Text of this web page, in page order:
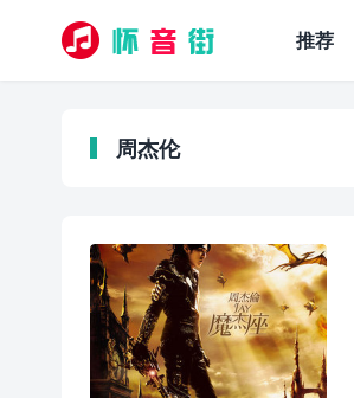
推荐
周杰伦